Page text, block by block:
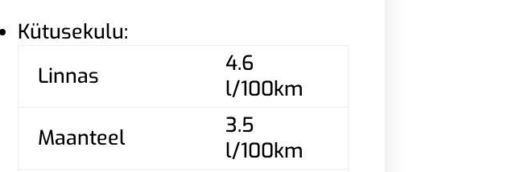
Kütusekulu:
Linnas
4.6
l/100km
Maanteel
3.5
l/100km